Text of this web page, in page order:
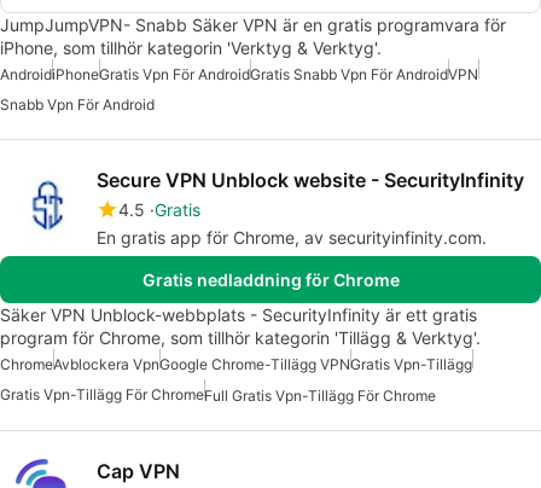
JumpJumpVPN- Snabb Säker VPN är en gratis programvara för
iPhone, som tillhör kategorin 'Verktyg & Verktyg'.
AndroidiPhoneGratis Vpn För AndroidGratis Snabb Vpn För AndroidVPN
Snabb Vpn För Android
Secure VPN Unblock website - SecurityInfinity
4.5 Gratis
En gratis app för Chrome, av securityinfinity.com.
Gratis nedladdning för Chrome
Säker VPN Unblock-webbplats - SecurityInfinity är ett gratis
program för Chrome, som tillhör kategorin 'Tillägg & Verktyg'.
ChromeAvblockera VpnGoogle Chrome-Tillägg VPNGratis Vpn-Tillägg
Gratis Vpn-Tillägg För ChromeFull Gratis Vpn-Tillägg För Chrome
Cap VPN